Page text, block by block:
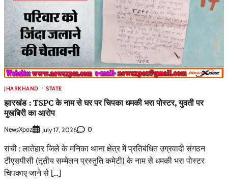
JHARKHAND STATE
झारखंड : TSPC के नाम से घर पर चिपका धमकी भरा पोस्टर, युवती पर
मुखबिरी का आरोप
NewsXpoz July 17, 2026 0
रांची : लातेहार जिले के मनिका थाना क्षेत्र में प्रतिबंधित उग्रवादी संगठन
टीएसपीसी (तृतीय सम्मेलन प्रस्तुति कमेटी) के नाम से धमकी भरा पोस्टर
चिपकाए जाने से […]